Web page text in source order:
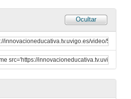
Ocultar
Vantaxes da tecnoloxía 3D Multi Jet Fusion de HP
Intervención de Jaume Homs
12 de mar. de 2018
JAI 2018 Entrevista a Jaume Homs